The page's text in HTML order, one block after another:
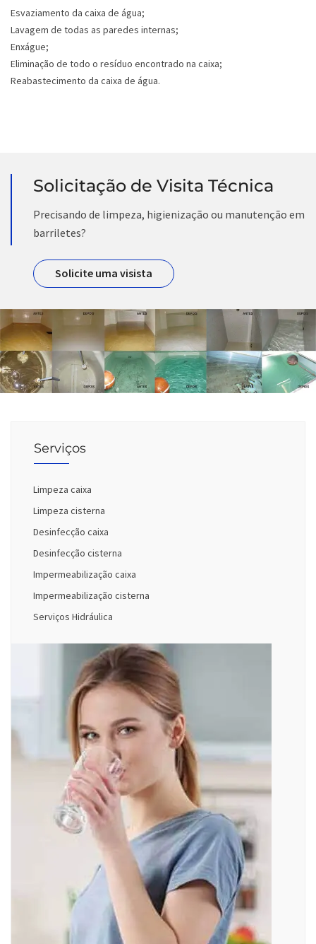
Esvaziamento da caixa de água;
Lavagem de todas as paredes internas;
Enxágue;
Eliminação de todo o resíduo encontrado na caixa;
Reabastecimento da caixa de água.
Solicitação de Visita Técnica
Precisando de limpeza, higienização ou manutenção em
barriletes?
Solicite uma visista
Serviços
Limpeza caixa
Limpeza cisterna
Desinfecção caixa
Desinfecção cisterna
Impermeabilização caixa
Impermeabilização cisterna
Serviços Hidráulica